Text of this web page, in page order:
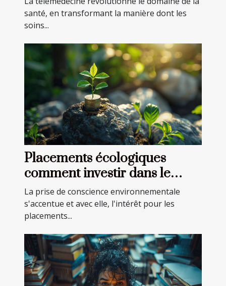
santé, en transformant la manière dont les
soins...
Placements écologiques
comment investir dans le
développement durable
La prise de conscience environnementale
s'accentue et avec elle, l'intérêt pour les
placements...